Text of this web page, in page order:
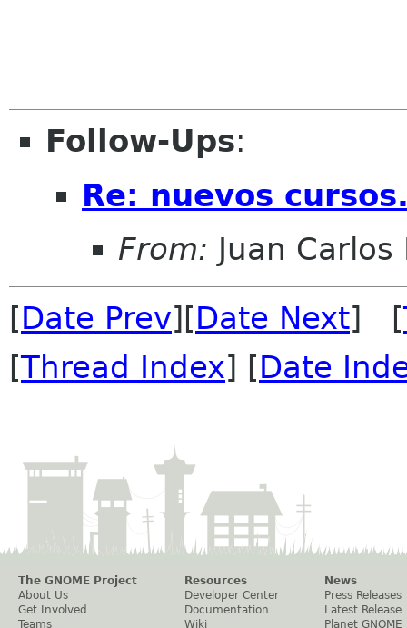
Follow-Ups:
Re: nuevos
From: Juan
[Date Prev][Date Next] [
[Thread Index] [Date
The GNOME Project
About Us
Get Involved
Teams
Resources
Developer Center
Documentation
Wiki
News
Press Releases
Latest Release
Planet GNOME